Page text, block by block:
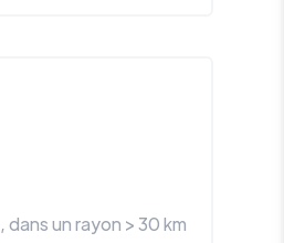
, dans un rayon >30km